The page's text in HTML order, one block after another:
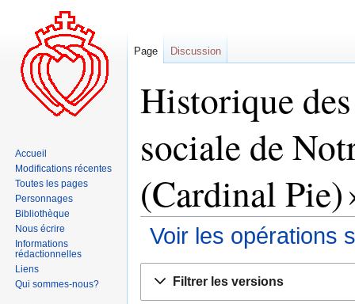
Historique
sociale de
(Cardinal Pie)
Voir les opérations
Filtrer les versions
Page Discussion
Accueil
Modifications récentes
Toutes les pages
Personnages
Bibliothèque
Nous écrire
Informations
rédactionnelles
Liens
Qui sommes-nous?